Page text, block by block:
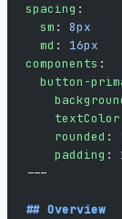
spacing :
  sm
: 8px
  md
: 16px
components :
button-
    textColor
    rounded
:
    padding
:
---
## Overview